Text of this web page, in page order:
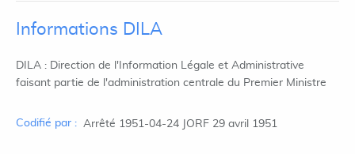
Informations DILA
DILA : Direction de l'Information Légale et Administrative
faisant partie de l'administration centrale du Premier Ministre
Codifié par : Arrêté 1951-04-24 JORF 29 avril 1951